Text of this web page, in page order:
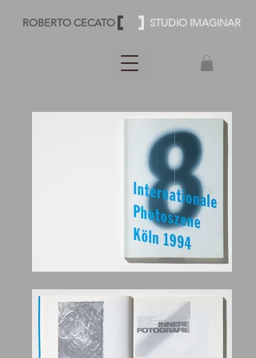
ROBERTO CECATO STUDIO IMAGINAR